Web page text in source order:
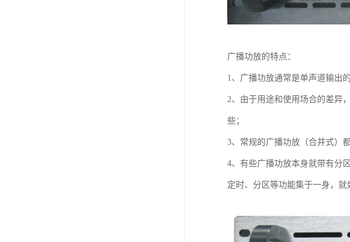
广播功放的特点：
1、广播功放通常是单声道输出
2、由于用途和使用场合的差异
些；
3、常规的广播功放（合并式）
4、有些广播功放本身就带有分
定时、分区等功能集于一身，就